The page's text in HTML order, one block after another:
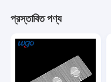
প্রস্তাবিত পণ্য